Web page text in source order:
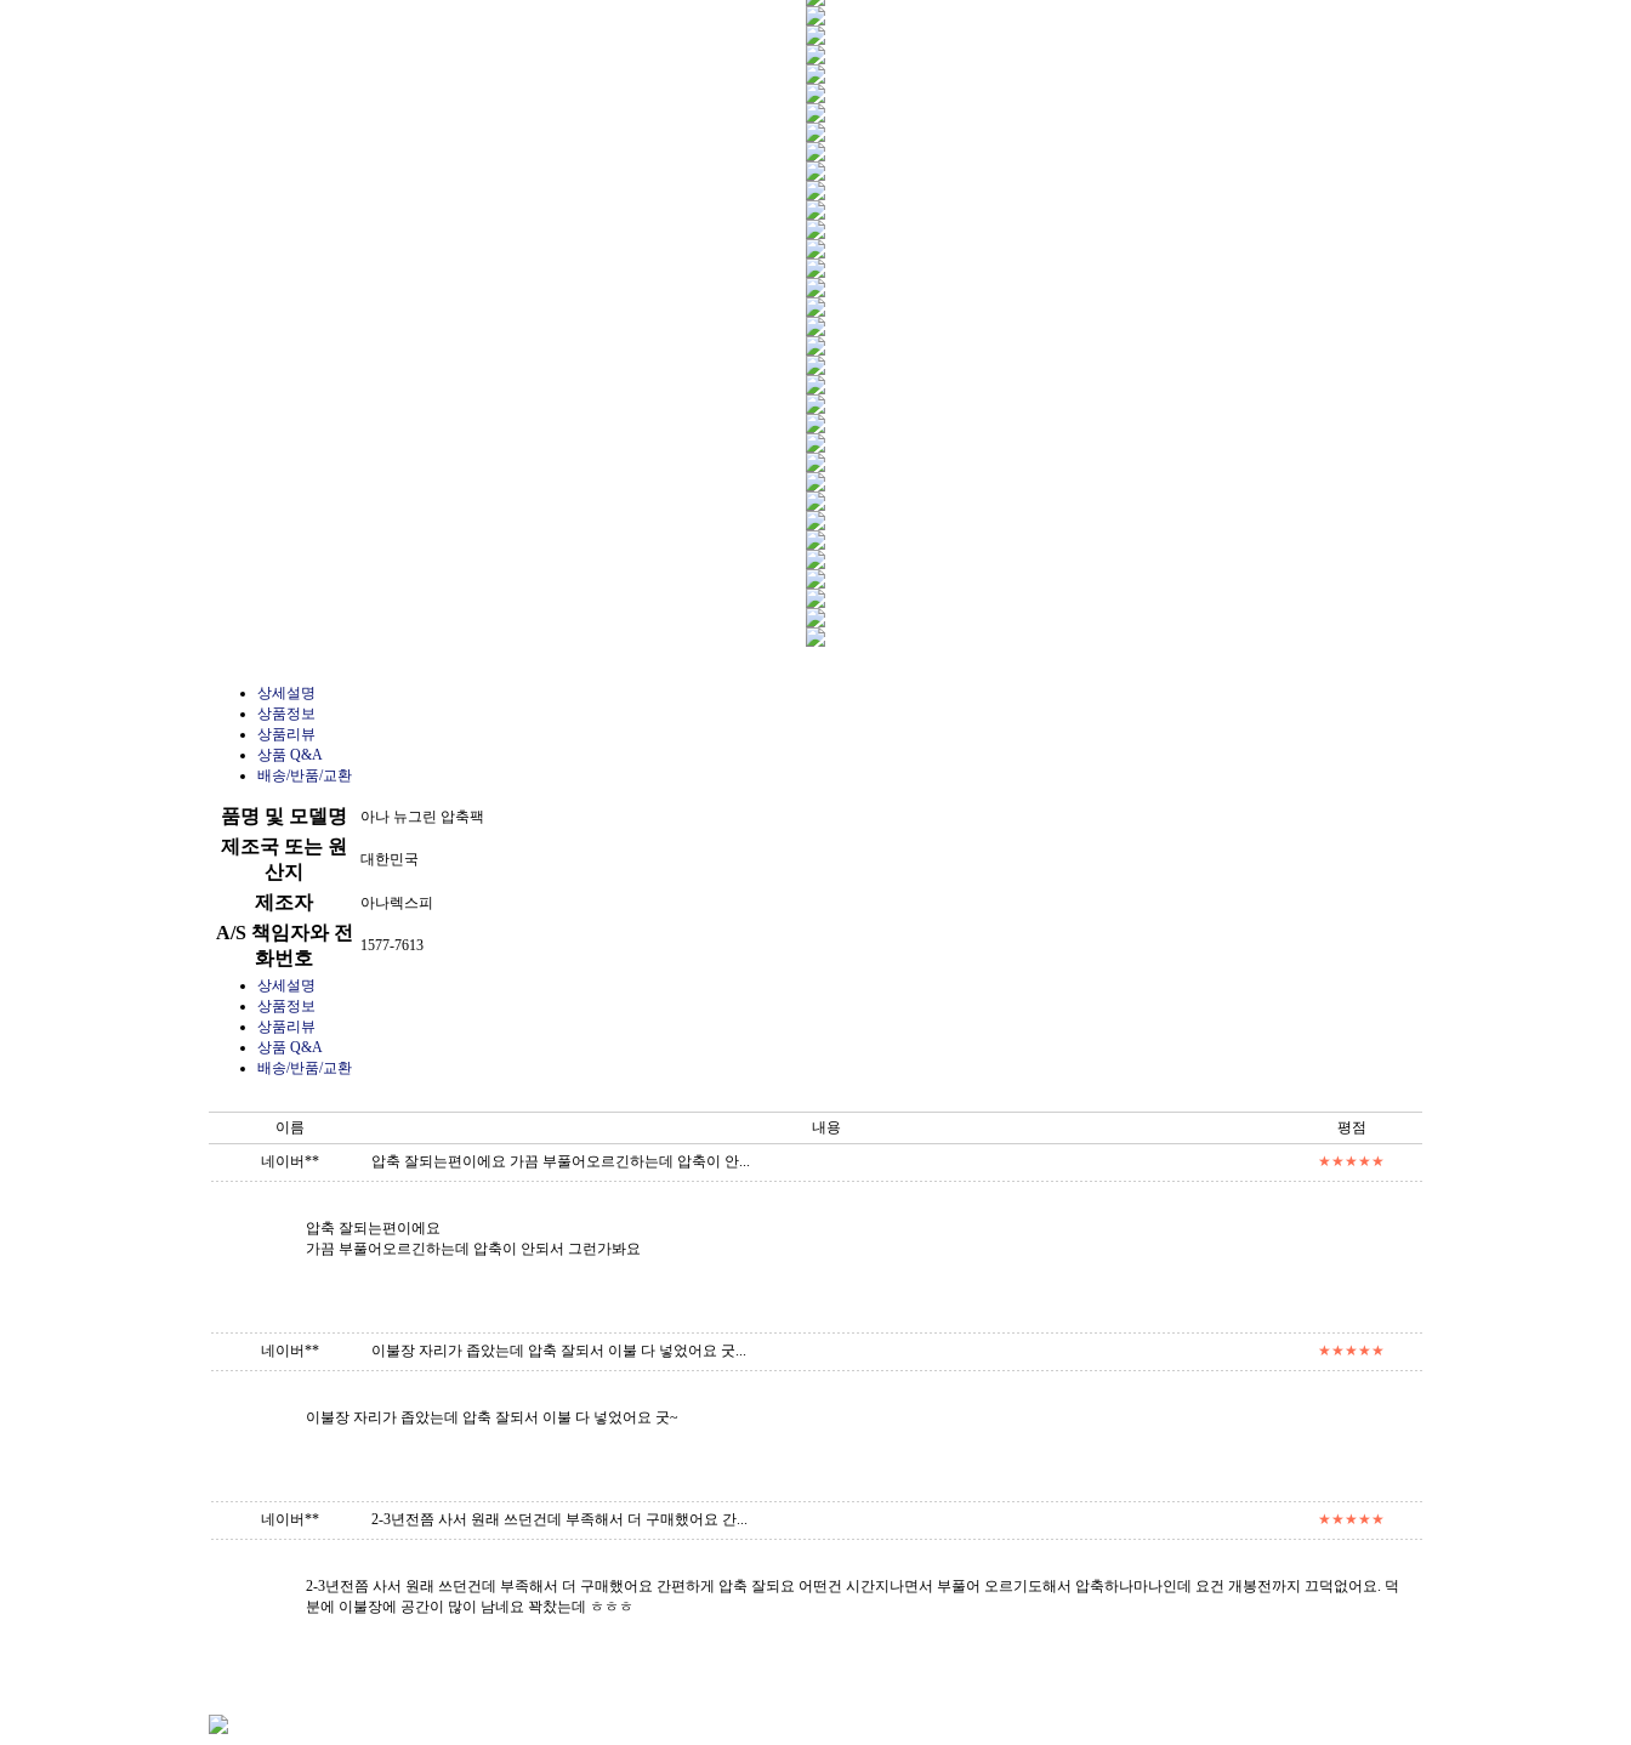
상세설명
상품정보
상품리뷰
상품 Q&A
배송/반품/교환
품명 및 모델명 아나 뉴그린 압축팩
제조국 또는 원
산지
대한민국
제조자 아나렉스피
A/S 책임자와 전
화번호
1577-7613
상세설명
상품정보
상품리뷰
상품 Q&A
배송/반품/교환
이름 내용
평점
네이버**
압축 잘되는편이에요 가끔 부풀어오르긴하는데 압축이 안... ★★★★★
압축 잘되는편이에요
가끔 부풀어오르긴하는데 압축이 안되서 그런가봐요
네이버** 이불장 자리가 좁았는데 압축 잘되서 이불 다 넣었어요 굿... ★★★★★
이불장 자리가 좁았는데 압축 잘되서 이불 다 넣었어요 굿~
네이버** 2-3년전쯤 사서 원래 쓰던건데 부족해서 더 구매했어요 간... ★★★★★
2-3년전쯤 사서 원래 쓰던건데 부족해서 더 구매했어요 간편하게 압축 잘되요 어떤건 시간지나면서 부풀어 오르기도해서 압축하나마나인데 요건 개봉전까지 끄덕없어요. 덕
분에 이불장에 공간이 많이 남네요 꽉찼는데 ㅎㅎㅎ